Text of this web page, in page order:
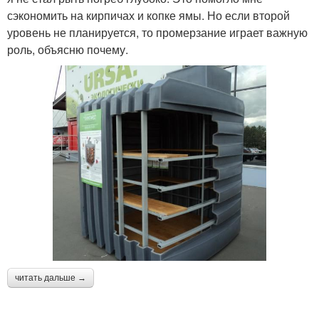
сэкономить на кирпичах и копке ямы. Но если второй
уровень не планируется, то промерзание играет важную
роль, объясню почему.
читать дальше →